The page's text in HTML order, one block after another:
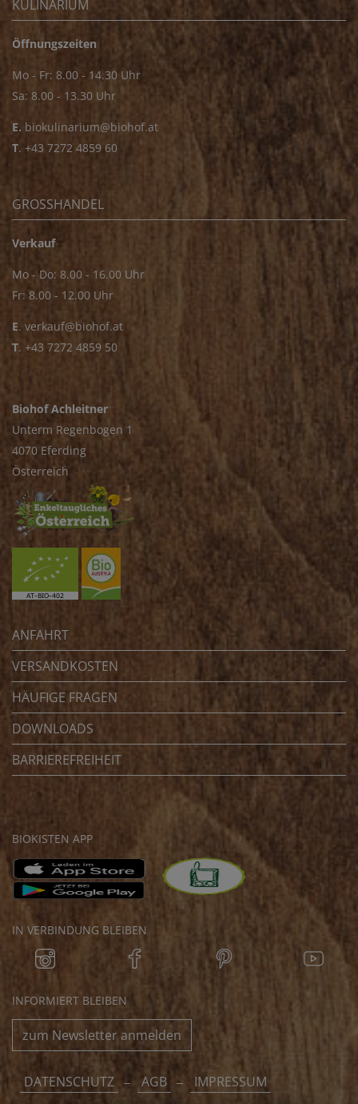
KULINARIUM
Öffnungszeiten
Mo - Fr: 8.00 - 14.30 Uhr
Sa: 8.00 - 13.30 Uhr
E. biokulinarium@biohof.at
T. +43 7272 4859 60
GROSSHANDEL
Verkauf
Mo - Do: 8.00 - 16.00 Uhr
Fr: 8.00 - 12.00 Uhr
E. verkauf@biohof.at
T. +43 7272 4859 50
Biohof Achleitner
Unterm Regenbogen 1
4070 Eferding
Österreich
ANFAHRT
VERSANDKOSTEN
HÄUFIGE FRAGEN
DOWNLOADS
BARRIEREFREIHEIT
BIOKISTEN APP
IN VERBINDUNG BLEIBEN
INFORMIERT BLEIBEN
zum Newsletter anmelden
DATENSCHUTZ AGB IMPRESSUM